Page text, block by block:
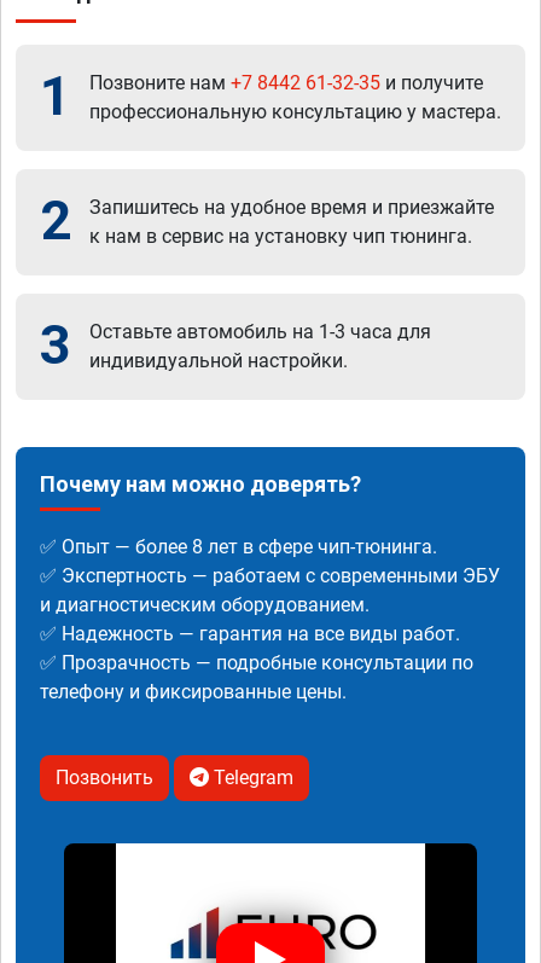
1 Позвоните нам +7 8442 61-32-35 и получите
профессиональную консультацию у мастера.
2
Запишитесь на удобное время и приезжайте
к нам в сервис на установку чип тюнинга.
3
Оставьте автомобиль на 1-3 часа для
индивидуальной настройки.
Почему нам можно доверять?
✅ Опыт — более 8 лет в сфере чип-тюнинга.
✅ Экспертность — работаем с современными ЭБУ
и диагностическим оборудованием.
✅ Надежность — гарантия на все виды работ.
✅ Прозрачность — подробные консультации по
телефону и фиксированные цены.
Позвонить Telegram